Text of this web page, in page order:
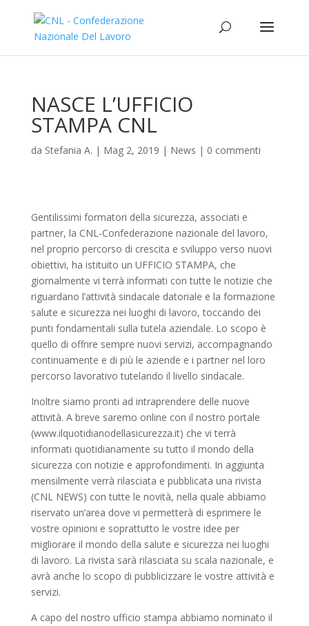
NASCE L’UFFICIO
STAMPA CNL
da Stefania A. | Mag 2, 2019 | News | 0 commenti
Gentilissimi formatori della sicurezza, associati e
partner, la CNL-Confederazione nazionale del lavoro,
nel proprio percorso di crescita e sviluppo verso nuovi
obiettivi, ha istituito un UFFICIO STAMPA, che
giornalmente vi terrà informati con tutte le notizie che
riguardano l’attività sindacale datoriale e la formazione
salute e sicurezza nei luoghi di lavoro, toccando dei
punti fondamentali sulla tutela aziendale. Lo scopo è
quello di offrire sempre nuovi servizi, accompagnando
continuamente e di più le aziende e i partner nel loro
percorso lavorativo tutelando il livello sindacale.
Inoltre siamo pronti ad intraprendere delle nuove
attività. A breve saremo online con il nostro portale
(www.ilquotidianodellasicurezza.it) che vi terrà
informati quotidianamente su tutto il mondo della
sicurezza con notizie e approfondimenti. In aggiunta
mensilmente verrà rilasciata e pubblicata una rivista
(CNL NEWS) con tutte le novità, nella quale abbiamo
riservato un’area dove vi permetterà di esprimere le
vostre opinioni e soprattutto le vostre idee per
migliorare il mondo della salute e sicurezza nei luoghi
di lavoro. La rivista sarà rilasciata su scala nazionale, e
avrà anche lo scopo di pubblicizzare le vostre attività e
servizi.
A capo del nostro ufficio stampa abbiamo nominato il